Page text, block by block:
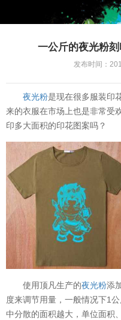
一公斤的夜光粉
发布时间：
夜光粉是现在很多服装印
来的衣服在市场上也是非常受
印多大面积的印花图案吗？
使用顶凡生产的夜光粉添
度来调节用量，一般情况下1
中分散的面积越大，单位面积